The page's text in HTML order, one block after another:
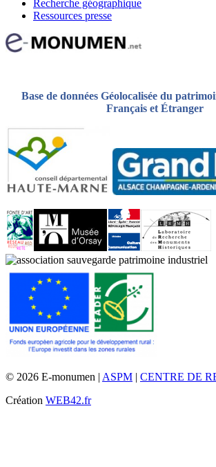
Recherche géographique
Ressources presse
Base de données Géolocalisée du
Français et Étranger
© 2026 E-monumen | ASPM
CENTRE DE
Création WEB42.fr